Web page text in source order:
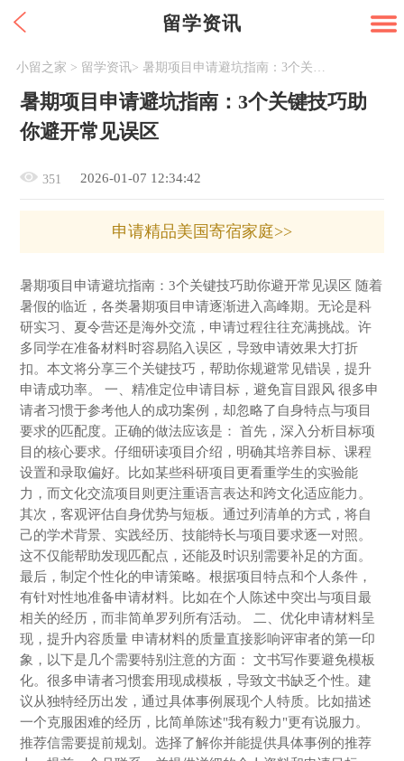
留学资讯
小留之家 > 留学资讯>
暑期项目申请避坑指南：3个关键技巧助
你避开常见误区
351 2026-01-07 12:34:42
申请精品美国寄宿家庭>>
暑期项目申请避坑指南：3个关键技巧助你避开常见误区 随着
暑假的临近，各类暑期项目申请逐渐进入高峰期。无论是科
研实习、夏令营还是海外交流，申请过程往往充满挑战。许
多同学在准备材料时容易陷入误区，导致申请效果大打折
扣。本文将分享三个关键技巧，帮助你规避常见错误，提升
申请成功率。 一、精准定位申请目标，避免盲目跟风 很多申
请者习惯于参考他人的成功案例，却忽略了自身特点与项目
要求的匹配度。正确的做法应该是： 首先，深入分析目标项
目的核心要求。仔细研读项目介绍，明确其培养目标、课程
设置和录取偏好。比如某些科研项目更看重学生的实验能
力，而文化交流项目则更注重语言表达和跨文化适应能力。
其次，客观评估自身优势与短板。通过列清单的方式，将自
己的学术背景、实践经历、技能特长与项目要求逐一对照。
这不仅能帮助发现匹配点，还能及时识别需要补足的方面。
最后，制定个性化的申请策略。根据项目特点和个人条件，
有针对性地准备申请材料。比如在个人陈述中突出与项目最
相关的经历，而非简单罗列所有活动。 二、优化申请材料呈
现，提升内容质量 申请材料的质量直接影响评审者的第一印
象，以下是几个需要特别注意的方面： 文书写作要避免模板
化。很多申请者习惯套用现成模板，导致文书缺乏个性。建
议从独特经历出发，通过具体事例展现个人特质。比如描述
一个克服困难的经历，比简单陈述"我有毅力"更有说服力。
推荐信需要提前规划。选择了解你并能提供具体事例的推荐